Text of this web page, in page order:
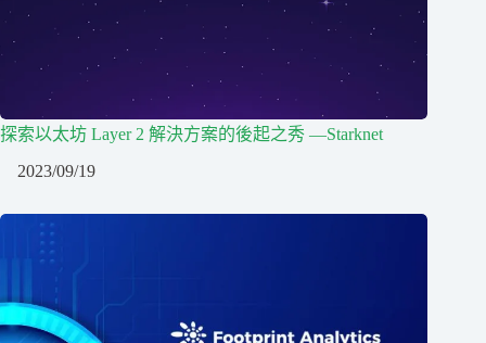
探索以太坊 Layer 2 解決方案的後起之秀 —Starknet
2023/09/19